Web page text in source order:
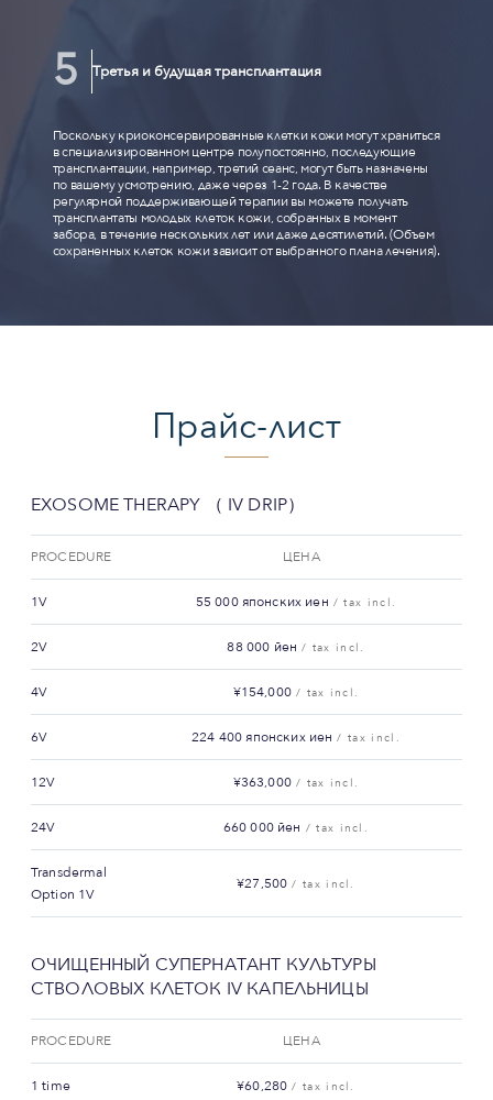
Третья и будущая трансплантация
Поскольку криоконсервированные клетки кожи могут храниться
в специализированном центре полупостоянно, последующие
трансплантации, например, третий сеанс, могут быть назначены
по вашему усмотрению, даже через 1-2 года. В качестве
регулярной поддерживающей терапии вы можете получать
трансплантаты молодых клеток кожи, собранных в момент
забора, в течение нескольких лет или даже десятилетий. (Объем
сохраненных клеток кожи зависит от выбранного плана лечения).
Прайс-лист
EXOSOME THERAPY （ IV DRIP）
PROCEDURE ЦЕНА
1V 55 000 японских иен / tax incl.
2V 88 000 йен / tax incl.
4V ¥154,000 / tax incl.
6V 224 400 японских иен / tax incl.
12V ¥363,000 / tax incl.
24V 660 000 йен / tax incl.
Transdermal
Option 1V
¥27,500 / tax incl.
ОЧИЩЕННЫЙ СУПЕРНАТАНТ КУЛЬТУРЫ
СТВОЛОВЫХ КЛЕТОК IV КАПЕЛЬНИЦЫ
PROCEDURE ЦЕНА
1 time ¥60,280 / tax incl.